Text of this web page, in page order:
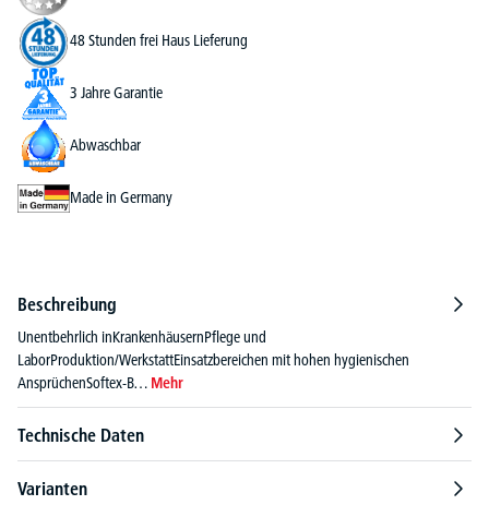
48 Stunden frei Haus Lieferung
3 Jahre Garantie
Abwaschbar
Made in Germany
Beschreibung
Unentbehrlich inKrankenhäusernPflege und
LaborProduktion/WerkstattEinsatzbereichen mit hohen hygienischen
AnsprüchenSoftex-B… Mehr
Technische Daten
Varianten